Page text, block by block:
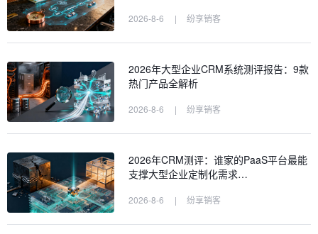
2026-8-6 | 纷享销客
2026年大型企业CRM系统测评报告：9款
热门产品全解析
2026-8-6 | 纷享销客
2026年CRM测评：谁家的PaaS平台最能
支撑大型企业定制化需求…
2026-8-6 | 纷享销客